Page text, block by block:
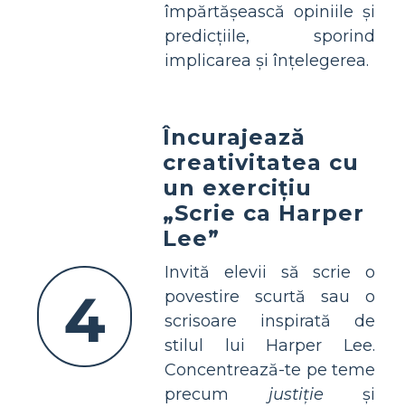
împărtășească opiniile și
predicțiile, sporind
implicarea și înțelegerea.
4
Încurajează
creativitatea cu
un exercițiu
„Scrie ca Harper
Lee”
Invită elevii să scrie o
povestire scurtă sau o
scrisoare inspirată de
stilul lui Harper Lee.
Concentrează-te pe teme
precum justiție și